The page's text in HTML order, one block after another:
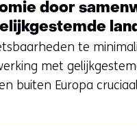
door
te
met
buiten Europa